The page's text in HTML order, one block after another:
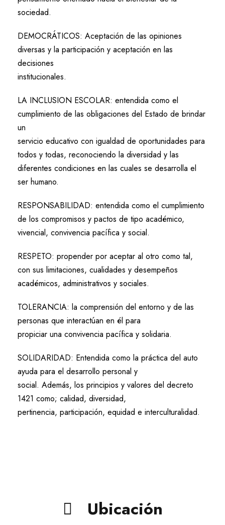
sociedad.
DEMOCRÁTICOS: Aceptación de las opiniones
diversas y la participación y aceptación en las
decisiones
institucionales.
LA INCLUSION ESCOLAR: entendida como el
cumplimiento de las obligaciones del Estado de brindar
un
servicio educativo con igualdad de oportunidades para
todos y todas, reconociendo la diversidad y las
diferentes condiciones en las cuales se desarrolla el
ser humano.
RESPONSABILIDAD: entendida como el cumplimiento
de los compromisos y pactos de tipo académico,
vivencial, convivencia pacífica y social.
RESPETO: propender por aceptar al otro como tal,
con sus limitaciones, cualidades y desempeños
académicos, administrativos y sociales.
TOLERANCIA: la comprensión del entorno y de las
personas que interactúan en él para
propiciar una convivencia pacífica y solidaria.
SOLIDARIDAD: Entendida como la práctica del auto
ayuda para el desarrollo personal y
social. Además, los principios y valores del decreto
1421 como; calidad, diversidad,
pertinencia, participación, equidad e interculturalidad.
Ubicación